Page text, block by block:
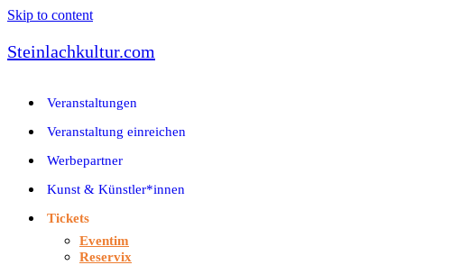
Skip to content
Steinlachkultur.com
Veranstaltungen
Veranstaltung einreichen
Werbepartner
Kunst & Künstler*innen
Tickets
Eventim
Reservix